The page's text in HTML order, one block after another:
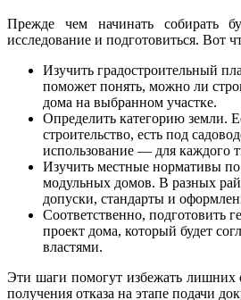
Прежде чем начинать собирать
исследование и подготовиться. Вот
Изучить градостроительный
поможет понять, можно ли
дома на выбранном участке.
Определить категорию земли.
строительство, есть под
использование — для каждого
Изучить местные нормативы по
модульных домов. В разных
допуски, стандарты и
Соответственно, подготовить
проект дома, который будет
властями.
Эти шаги помогут избежать лишних
получения отказа на этапе подачи